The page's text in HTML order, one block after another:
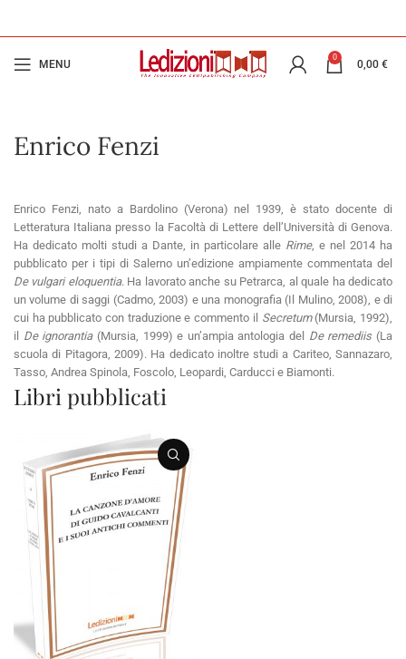
MENU
0
0,00 €
Enrico Fenzi
Enrico Fenzi, nato a Bardolino (Verona) nel 1939, è stato docente di
Letteratura Italiana presso la Facoltà di Lettere dell’Università di Genova.
Ha dedicato molti studi a Dante, in particolare alle Rime, e nel 2014 ha
pubblicato per i tipi di Salerno un’edizione ampiamente commentata del
De vulgari eloquentia. Ha lavorato anche su Petrarca, al quale ha dedicato
un volume di saggi (Cadmo, 2003) e una monografia (Il Mulino, 2008), e di
cui ha pubblicato con traduzione e commento il Secretum(Mursia, 1992),
il De ignorantia(Mursia, 1999) e un’ampia antologia del De remediis(La
scuola di Pitagora, 2009). Ha dedicato inoltre studi a Cariteo, Sannazaro,
Tasso, Andrea Spinola, Foscolo, Leopardi, Carducci e Biamonti.
Libri pubblicati